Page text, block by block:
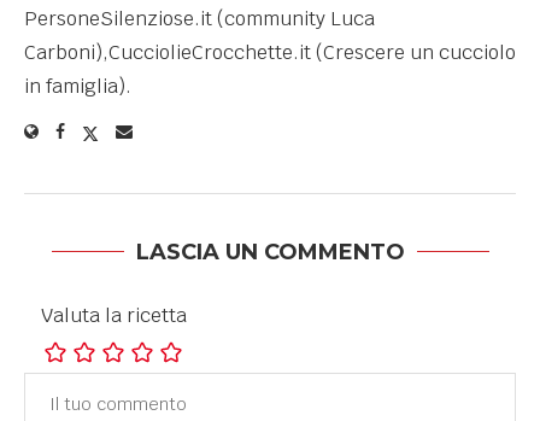
PersoneSilenziose.it (community Luca
Carboni),CucciolieCrocchette.it (Crescere un cucciolo
in famiglia).
LASCIA UN COMMENTO
Valuta la ricetta